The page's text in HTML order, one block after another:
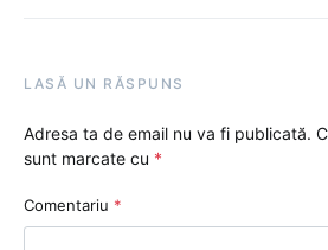
LASĂ UN RĂSPUNS
Adresa ta de email nu va fi publicată.
sunt marcate cu *
Comentariu *